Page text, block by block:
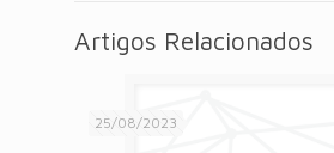
Artigos Relacionados
25/08/2023